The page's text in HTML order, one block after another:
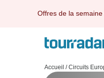
Offres de la semaine
Accueil / Circuits